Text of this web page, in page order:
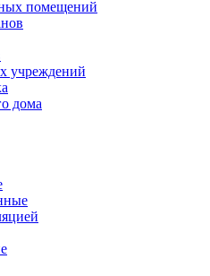
помещений
учреждений
дома